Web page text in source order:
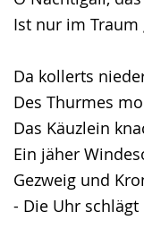
Ist nur im Traum
Da kollerts
Des Thurmes
Das Käuzlein
Ein jäher
Gezweig und
- Die Uhr schlägt